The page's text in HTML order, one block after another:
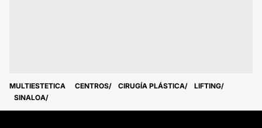
MULTIESTETICA CENTROS CIRUGÍA PLÁSTICA
LIFTING
SINALOA